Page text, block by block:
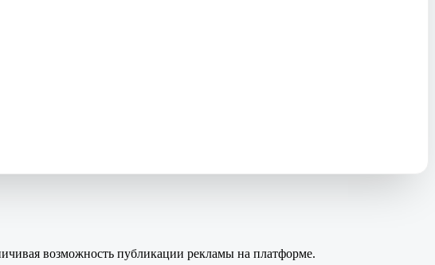
возможность публикации рекламы на платформе.